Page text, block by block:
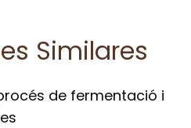
Similares